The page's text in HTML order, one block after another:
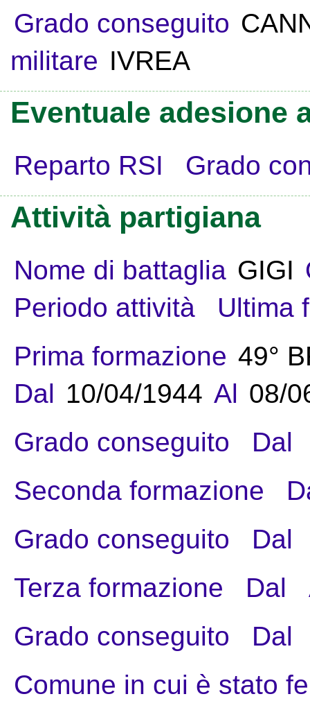
Grado conseguito
militare IVREA
Eventuale adesione
Reparto RSI Grado
Attività partigiana
Nome di battaglia GIGI
Periodo attività
Ultima
Prima formazione 49°
Dal 10/04/1944 Al 08/
Grado conseguito
Dal
Seconda formazione
Grado conseguito
Dal
Terza formazione
Dal
Grado conseguito
Dal
Comune in cui è stato